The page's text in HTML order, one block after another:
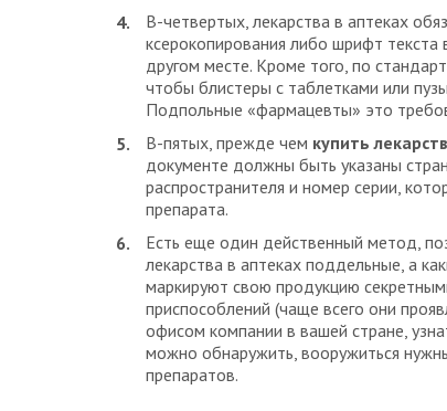
В-четвертых, лекарства в аптеках
ксерокопирования либо шрифт
другом месте. Кроме того, по
чтобы блистеры с таблетками или
Подпольные «фармацевты» это
В-пятых, прежде чем купить
документе должны быть указаны
распространителя и номер серии,
препарата.
Есть еще один действенный метод,
лекарства в аптеках поддельные, а
маркируют свою продукцию
приспособлений (чаще всего они
офисом компании в вашей стране,
можно обнаружить, вооружиться
препаратов.